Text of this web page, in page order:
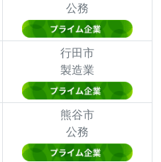
公務
行田市
製造業
熊谷市
公務